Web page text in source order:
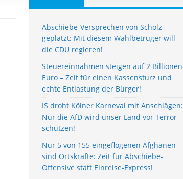
Abschiebe-Versprechen von Scholz
geplatzt: Mit diesem Wahlbetrüger will
die CDU regieren!
Steuereinnahmen steigen auf 2 Billionen
Euro – Zeit für einen Kassensturz und
echte Entlastung der Bürger!
IS droht Kölner Karneval mit Anschlägen:
Nur die AfD wird unser Land vor Terror
schützen!
Nur 5 von 155 eingeflogenen Afghanen
sind Ortskräfte: Zeit für Abschiebe-
Offensive statt Einreise-Express!